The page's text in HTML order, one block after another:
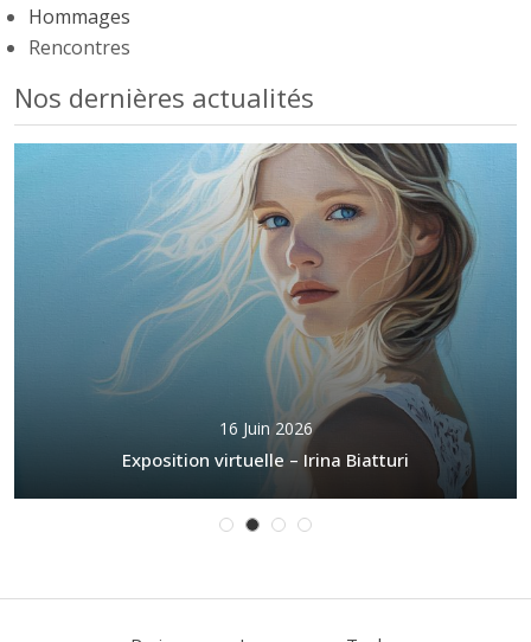
Hommages
Rencontres
Nos dernières actualités
16 Juin 2026
Exposition virtuelle – Irina Biatturi